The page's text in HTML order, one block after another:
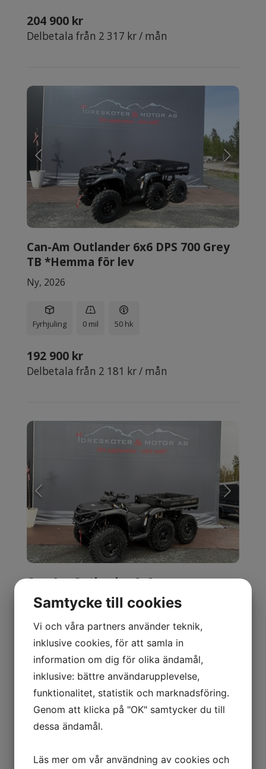
204 900 kr
Delbetala från 2 317 kr / mån
Can-Am Outlander 6x6 DPS 700 Grey
TB *Hemma för lev
Ny, 2026
Fyrhjuling 0 mil 50 hk
192 900 kr
Delbetala från 2 181 kr / mån
Can-Am Outlander 6x6
BACKCOUNTRY 1000R Black TB *Omg
lev*
Ny, 2026
Fyrhjuling 0 mil 102 hk
250 900 kr
Delbetala från 2 837 kr / mån
Samtycke till cookies
Vi och våra partners använder teknik,
inklusive cookies, för att samla in
information om dig för olika ändamål,
inklusive: bättre användarupplevelse,
funktionalitet, statistik och marknadsföring.
Genom att klicka på "OK" samtycker du till
dessa ändamål.
Läs mer om vår användning av cookies och